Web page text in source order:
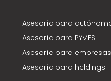
Asesoría para
Asesoría para PYMES
Asesoría para
Asesoría para holdings